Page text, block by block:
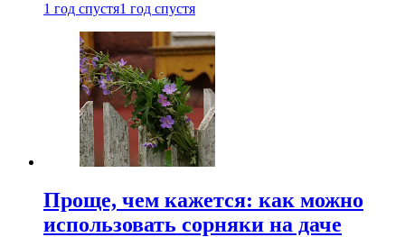
1 год спустя1 год спустя
Проще, чем кажется: как можно
использовать сорняки на даче